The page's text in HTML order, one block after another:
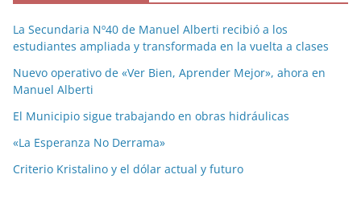
La Secundaria Nº40 de Manuel Alberti recibió a los
estudiantes ampliada y transformada en la vuelta a clases
Nuevo operativo de «Ver Bien, Aprender Mejor», ahora en
Manuel Alberti
El Municipio sigue trabajando en obras hidráulicas
«La Esperanza No Derrama»
Criterio Kristalino y el dólar actual y futuro